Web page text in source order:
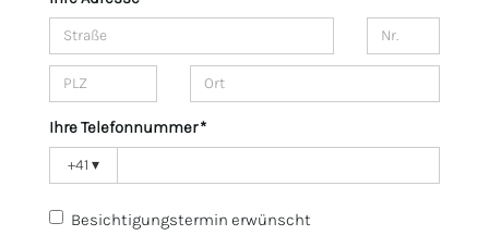
hervorragende
Ihre Telefonnummer *
+41 ▾
Besichtigungstermin erwünscht